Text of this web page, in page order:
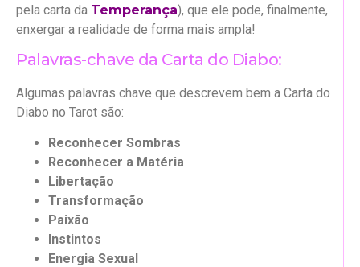
pela carta da Temperança), que ele pode, finalmente,
enxergar a realidade de forma mais ampla!
Palavras-chave da Carta do Diabo:
Algumas palavras chave que descrevem bem a Carta do
Diabo no Tarot são:
Reconhecer Sombras
Reconhecer a Matéria
Libertação
Transformação
Paixão
Instintos
Energia Sexual